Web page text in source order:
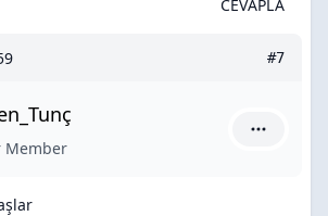
CEVAPLA
#7
Member